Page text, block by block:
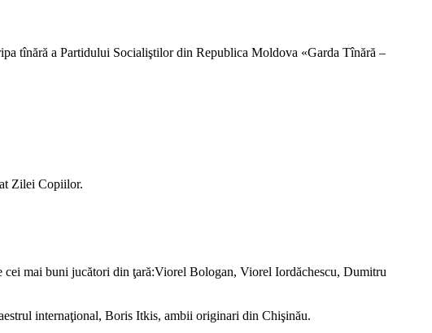
tînără a Partidului Socialiştilor din Republica Moldova «Garda Tînără –
Zilei Copiilor.
mai buni jucători din ţară:Viorel Bologan, Viorel Iordăchescu, Dumitru
internaţional, Boris Itkis, ambii originari din Chişinău.